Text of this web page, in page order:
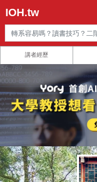
IOH.tw
講者經歷